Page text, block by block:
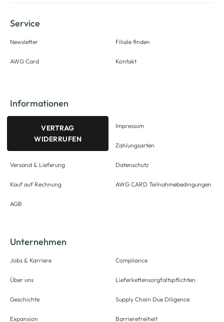
Service
Newsletter
AWG Card
Filiale finden
Kontakt
Informationen
VERTRAG
WIDERRUFEN
Versand & Lieferung
Kauf auf Rechnung
AGB
Impressum
Zahlungsarten
Datenschutz
AWG CARD Teilnahmebedingungen
Unternehmen
Jobs & Karriere
Über uns
Geschichte
Expansion
Compliance
Lieferkettensorgfaltspflichten
Supply Chain Due Diligence
Barrierefreiheit